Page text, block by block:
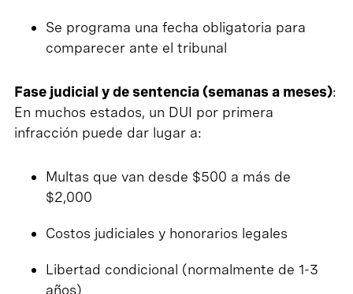
Se programa una fecha obligatoria para
comparecer ante el tribunal
Fase judicial y de sentencia (semanas a meses):
En muchos estados, un DUI por primera
infracción puede dar lugar a:
Multas que van desde $500 a más de
$2,000
Costos judiciales y honorarios legales
Libertad condicional (normalmente de 1-3
años)